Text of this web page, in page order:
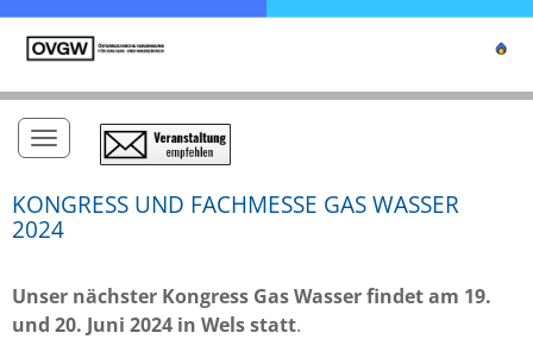
Toggle navigation
KONGRESS UND FACHMESSE GAS WASSER
2024
Unser nächster Kongress Gas Wasser findet am 19.
und 20. Juni 2024 in Wels statt.